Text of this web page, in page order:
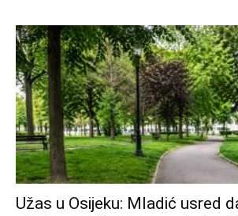
Užas u Osijeku: Mladić usred